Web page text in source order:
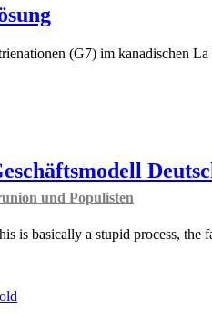
(G7) im kanadischen
und Populisten
is basically a stupid process,